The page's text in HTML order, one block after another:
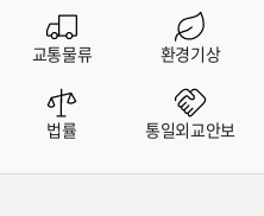
교통물류 환경기상
법률 통일외교안보